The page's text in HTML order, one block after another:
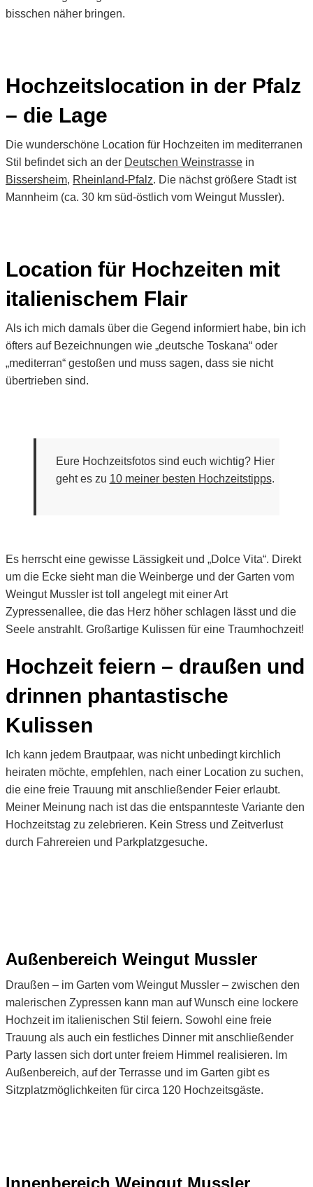
bisschen näher bringen.
Hochzeitslocation in der Pfalz
– die Lage
Die wunderschöne Location für Hochzeiten im mediterranen
Stil befindet sich an der Deutschen Weinstrasse in
Bissersheim, Rheinland-Pfalz. Die nächst größere Stadt ist
Mannheim (ca. 30 km süd-östlich vom Weingut Mussler).
Location für Hochzeiten mit
italienischem Flair
Als ich mich damals über die Gegend informiert habe, bin ich
öfters auf Bezeichnungen wie „deutsche Toskana“ oder
„mediterran“ gestoßen und muss sagen, dass sie nicht
übertrieben sind.
Eure Hochzeitsfotos sind euch wichtig? Hier
geht es zu 10 meiner besten Hochzeitstipps.
Es herrscht eine gewisse Lässigkeit und „Dolce Vita“. Direkt
um die Ecke sieht man die Weinberge und der Garten vom
Weingut Mussler ist toll angelegt mit einer Art
Zypressenallee, die das Herz höher schlagen lässt und die
Seele anstrahlt. Großartige Kulissen für eine Traumhochzeit!
Hochzeit feiern – draußen und
drinnen phantastische
Kulissen
Ich kann jedem Brautpaar, was nicht unbedingt kirchlich
heiraten möchte, empfehlen, nach einer Location zu suchen,
die eine freie Trauung mit anschließender Feier erlaubt.
Meiner Meinung nach ist das die entspannteste Variante den
Hochzeitstag zu zelebrieren. Kein Stress und Zeitverlust
durch Fahrereien und Parkplatzgesuche.
Außenbereich Weingut Mussler
Draußen – im Garten vom Weingut Mussler – zwischen den
malerischen Zypressen kann man auf Wunsch eine lockere
Hochzeit im italienischen Stil feiern. Sowohl eine freie
Trauung als auch ein festliches Dinner mit anschließender
Party lassen sich dort unter freiem Himmel realisieren. Im
Außenbereich, auf der Terrasse und im Garten gibt es
Sitzplatzmöglichkeiten für circa 120 Hochzeitsgäste.